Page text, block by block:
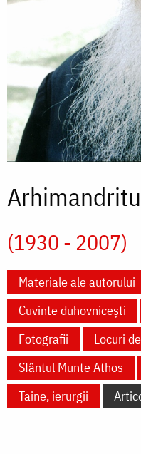
(1930 - 2007)
Materiale ale autorului
Cuvinte duhovnicești
Fotografii
Locuri
Sfântul Munte Athos
Taine, ierurgii